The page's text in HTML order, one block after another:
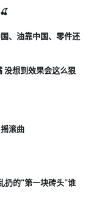
、油靠中国、零件还
没想到效果会这么狠
滚曲
扔的"第一块砖头"谁